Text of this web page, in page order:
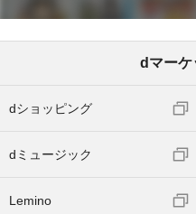
dマーケ
dショッピング
dミュージック
Lemino